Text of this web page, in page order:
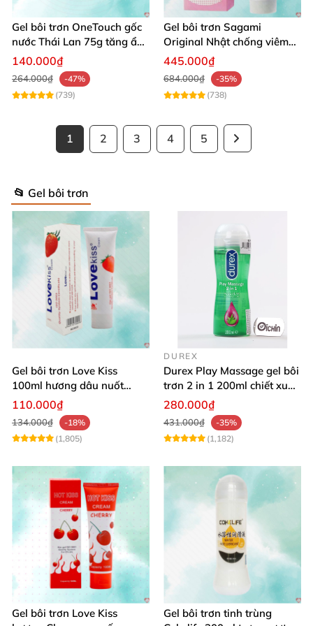
Gel bôi trơn OneTouch gốc
nước Thái Lan 75g tăng ẩm
hiệu quả
140.000₫
264.000₫
-47%
(739)
Gel bôi trơn Sagami
Original Nhật chống viêm
an toàn da
445.000₫
684.000₫
-35%
(738)
1 2 3 4 5
📂 Gel bôi trơn
Gel bôi trơn Love Kiss
100ml hương dâu nuốt
được an toàn
110.000₫
134.000₫
-18%
(1,805)
DUREX
Durex Play Massage gel bôi
trơn 2 in 1 200ml chiết xuất
lô hội
280.000₫
431.000₫
-35%
(1,182)
Gel bôi trơn Love Kiss
Gel bôi trơn tinh trùng